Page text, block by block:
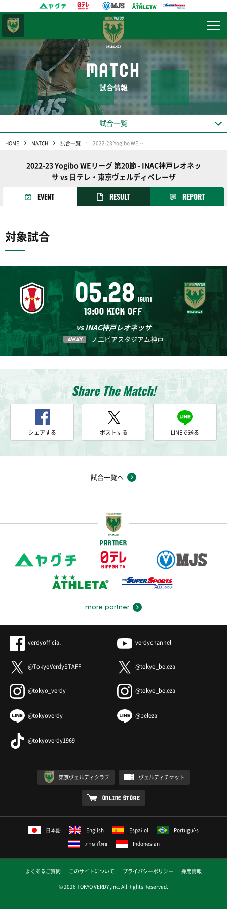
MATCH
試合情報
試合一覧
HOME MATCH 試合一覧 2022-23 Yogibo WEリーグ 第20節
2022-23 Yogibo WEリーグ 第20節 - INAC神戸レオネッ
サ vs 日テレ・東京ヴェルディベレーザ
EVENT RESULT REPORT
対象試合
05.28 [SUN]
13:00 KICK OFF
vs INAC神戸レオネッサ
AWAY ノエビアスタジアム神戸
Share The Match!
シェアする ポストする LINEで送る
試合一覧へ
PARTNER
more partner
verdyofficial verdychannel
@TokyoVerdySTAFF @tokyo_beleza
@tokyo_verdy @tokyo_beleza
@tokyoverdy @beleza
@tokyoverdy1969
東京ヴェルディクラブ ヴェルディチケット
ONLINE STORE
日本語 English Español
Português
ภาษาไทย
Indonesian
よくあるご質問 このサイトについて プライバシーポリシー
採用情報
© 2026 TOKYO VERDY ,inc. All Rights Reserved.